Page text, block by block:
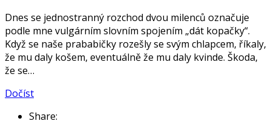
Dnes se jednostranný rozchod dvou milenců označuje
podle mne vulgárním slovním spojením „dát kopačky“.
Když se naše prababičky rozešly se svým chlapcem, říkaly,
že mu daly košem, eventuálně že mu daly kvinde. Škoda,
že se…
Dočíst
Share: